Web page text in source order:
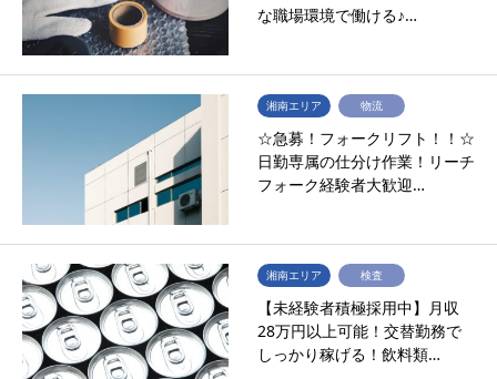
な職場環境で働ける♪…
湘南エリア 物流
☆急募！フォークリフト！！☆
日勤専属の仕分け作業！リーチ
フォーク経験者大歓迎…
湘南エリア 検査
【未経験者積極採用中】月収
28万円以上可能！交替勤務で
しっかり稼げる！飲料類…